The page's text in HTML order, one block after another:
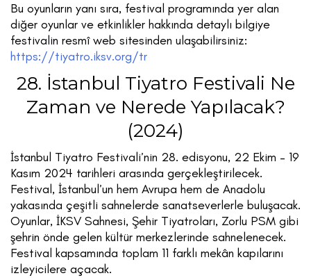
Bu oyunların yanı sıra, festival programında yer alan
diğer oyunlar ve etkinlikler hakkında detaylı bilgiye
festivalin resmî web sitesinden ulaşabilirsiniz:
https://tiyatro.iksv.org/tr
28. İstanbul Tiyatro Festivali Ne
Zaman ve Nerede Yapılacak?
(2024)
İstanbul Tiyatro Festivali’nin 28. edisyonu, 22 Ekim – 19
Kasım 2024 tarihleri arasında gerçekleştirilecek.
Festival, İstanbul’un hem Avrupa hem de Anadolu
yakasında çeşitli sahnelerde sanatseverlerle buluşacak.
Oyunlar, İKSV Sahnesi, Şehir Tiyatroları, Zorlu PSM gibi
şehrin önde gelen kültür merkezlerinde sahnelenecek.
Festival kapsamında toplam 11 farklı mekân kapılarını
izleyicilere açacak.